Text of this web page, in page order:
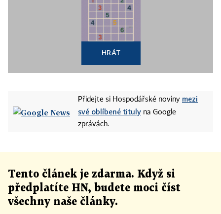
HRÁT
Přidejte si Hospodářské noviny mezi
své oblíbené tituly na Google
zprávách.
Tento článek je zdarma. Když si
předplatíte HN, budete moci číst
všechny naše články.